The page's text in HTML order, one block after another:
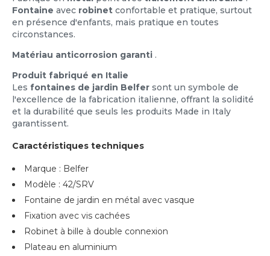
Fontaine avec robinet confortable et pratique, surtout
en présence d'enfants, mais pratique en toutes
circonstances.
Matériau anticorrosion garanti .
Produit fabriqué en Italie
Les fontaines de jardin Belfer sont un symbole de
l'excellence de la fabrication italienne, offrant la solidité
et la durabilité que seuls les produits Made in Italy
garantissent.
Caractéristiques techniques
Marque : Belfer
Modèle : 42/SRV
Fontaine de jardin en métal avec vasque
Fixation avec vis cachées
Robinet à bille à double connexion
Plateau en aluminium